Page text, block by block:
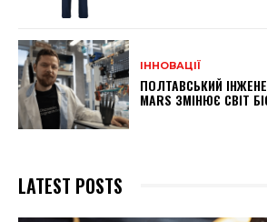
ІННОВАЦІЇ
ПОЛТАВСЬКИЙ
MARS ЗМІНЮЄ СВІТ
LATEST POSTS